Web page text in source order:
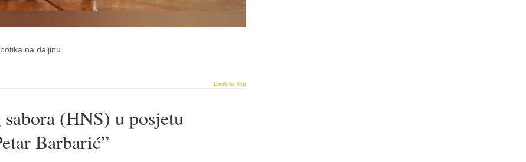
na daljinu
Back to Top
(HNS) u posjetu
Barbarić”